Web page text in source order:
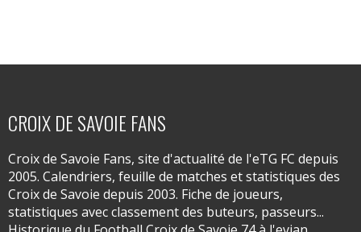
CROIX DE SAVOIE FANS
Croix de Savoie Fans, site d'actualité de l'eTG FC depuis
2005. Calendriers, feuille de matches et statistiques des
Croix de Savoie depuis 2003. Fiche de joueurs,
statistiques avec classement des buteurs, passeurs...